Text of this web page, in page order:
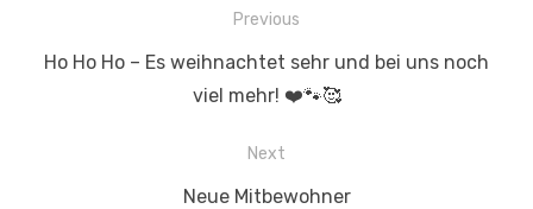
Beitragsnavigation
Previous
Previous
Ho Ho Ho – Es weihnachtet sehr und bei uns noch
viel mehr! ❤️🐾🥰
Next
Next
Neue Mitbewohner